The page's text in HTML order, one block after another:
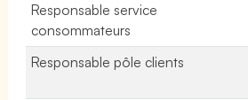
Responsable service
consommateurs
Responsable pôle clients